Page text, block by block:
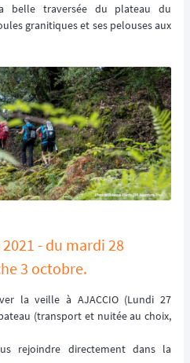
belle traversée du plateau du
granitiques et ses pelouses aux
- du mardi 28
3 octobre.
la veille à AJACCIO (Lundi 27
(transport et nuitée au choix,
rejoindre directement dans la